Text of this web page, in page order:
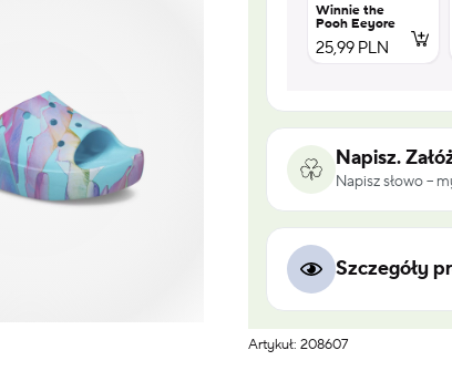
Winnie the
Pooh Eeyore
25,99 PLN
Napisz.
Napisz słowo –
Szczegóły
Artykuł: 208607